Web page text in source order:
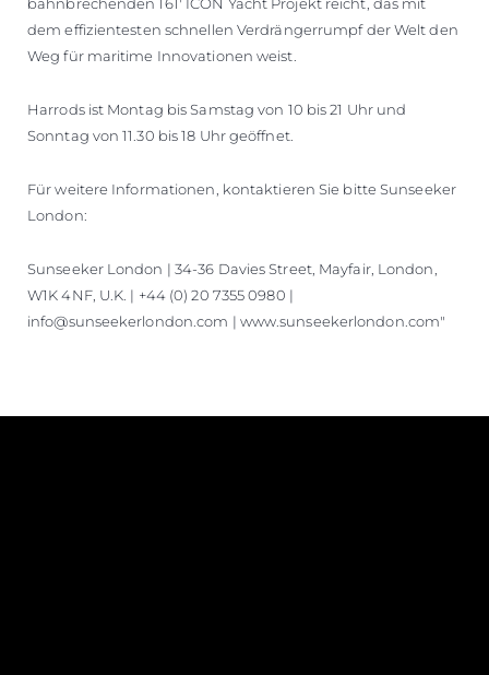
dem effizientesten schnellen Verdrängerrumpf der Welt den
Weg für maritime Innovationen weist.
Harrods ist Montag bis Samstag von 10 bis 21 Uhr und
Sonntag von 11.30 bis 18 Uhr geöffnet.
Für weitere Informationen, kontaktieren Sie bitte Sunseeker
London:
Sunseeker London | 34-36 Davies Street, Mayfair, London,
W1K 4NF, U.K. | +44 (0) 20 7355 0980 |
info@sunseekerlondon.com | www.sunseekerlondon.com"